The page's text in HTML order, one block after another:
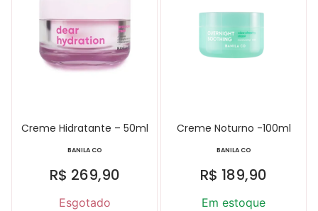
Creme Hidratante – 50ml
BANILA CO
R$ 269,90
Esgotado
Creme Noturno -100ml
BANILA CO
R$ 189,90
Em estoque